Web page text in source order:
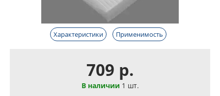
Характеристики Применимость
709 р.
В наличии 1 шт.